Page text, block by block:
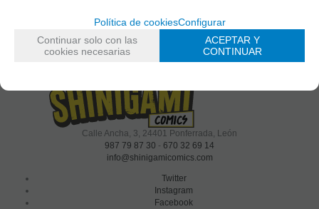
He leído y acepto la política de privacidad
Calle Ancha, 3, 24401 Ponferrada, León
987 79 87 30 - 670 32 69 14
info@shinigamicomics.com
Twitter
Instagram
Facebook
Política de cookiesConfigurar
Continuar solo con las
cookies necesarias
ACEPTAR Y
CONTINUAR